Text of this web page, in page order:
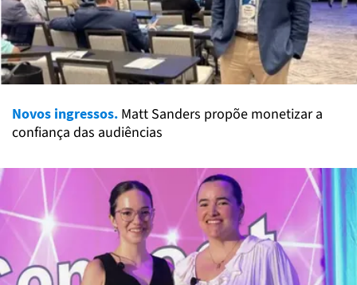
Novos ingressos. Matt Sanders propõe monetizar a
confiança das audiências